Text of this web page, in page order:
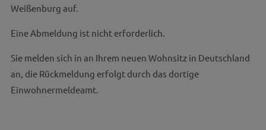
Weißenburg auf.
Eine Abmeldung ist nicht erforderlich.
Sie melden sich in an Ihrem neuen Wohnsitz in Deutschland
an, die Rückmeldung erfolgt durch das dortige
Einwohnermeldeamt.